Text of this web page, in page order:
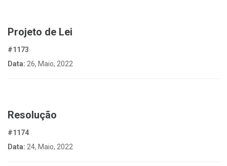
Projeto de Lei
#1173
Data: 26, Maio, 2022
Resolução
#1174
Data: 24, Maio, 2022